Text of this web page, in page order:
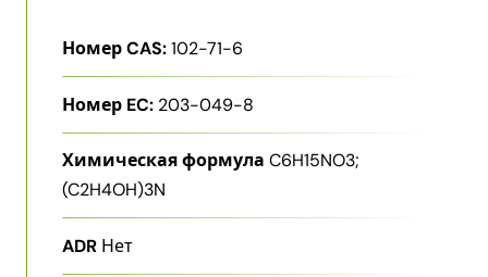
Номер CAS:102-71-6
Номер EC: 203-049-8
Химическая формула C6H15NO3;
(C2H4OH)3N
ADR Нет